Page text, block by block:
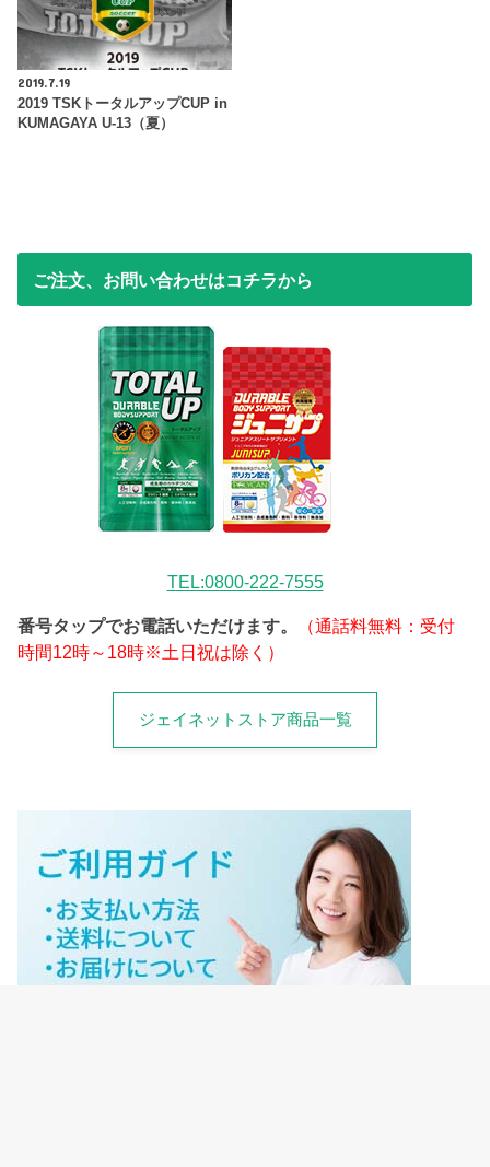
2019.7.19
2019 TSKトータルアップCUP in
KUMAGAYA U-13（夏）
ご注文、お問い合わせはコチラから
TEL:0800-222-7555
番号タップでお電話いただけます。
（通話料無料：受付
時間12時～18時※土日祝は除く）
ジェイネットストア商品一覧